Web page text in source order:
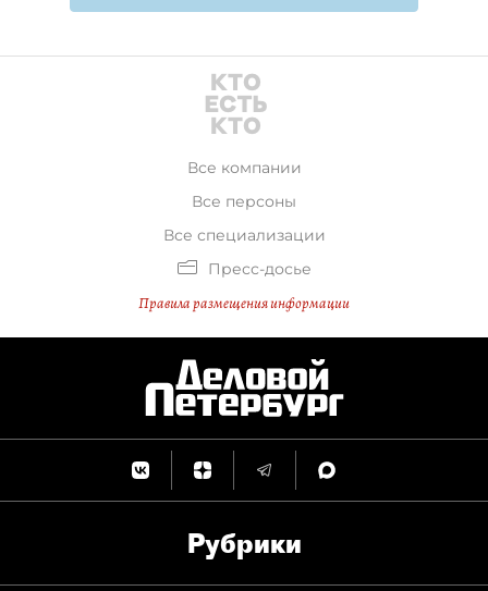
Все компании
Все персоны
Все специализации
Пресс-досье
Правила размещения информации
Рубрики